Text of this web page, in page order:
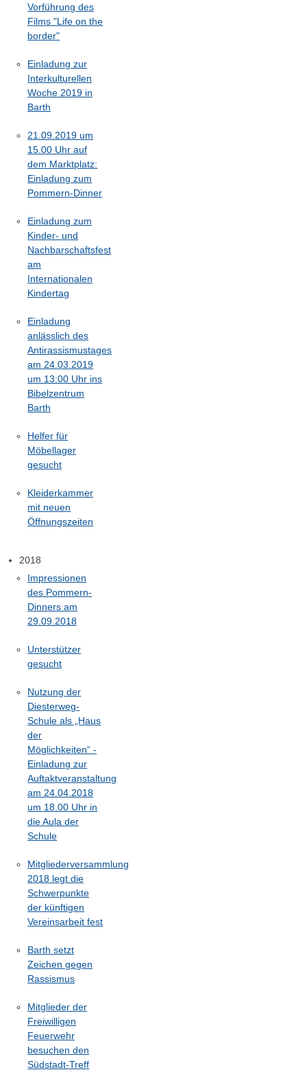
Vorführung des
Films "Life on the
border"
Einladung zur
Interkulturellen
Woche 2019 in
Barth
21.09.2019 um
15.00 Uhr auf
dem Marktplatz:
Einladung zum
Pommern-Dinner
Einladung zum
Kinder- und
Nachbarschaftsfest
am
Internationalen
Kindertag
Einladung
anlässlich des
Antirassismustages
am 24.03.2019
um 13:00 Uhr ins
Bibelzentrum
Barth
Helfer für
Möbellager
gesucht
Kleiderkammer
mit neuen
Öffnungszeiten
2018
Impressionen
des Pommern-
Dinners am
29.09.2018
Unterstützer
gesucht
Nutzung der
Diesterweg-
Schule als „Haus
der
Möglichkeiten“ -
Einladung zur
Auftaktveranstaltung
am 24.04.2018
um 18.00 Uhr in
die Aula der
Schule
Mitgliederversammlung
2018 legt die
Schwerpunkte
der künftigen
Vereinsarbeit fest
Barth setzt
Zeichen gegen
Rassismus
Mitglieder der
Freiwilligen
Feuerwehr
besuchen den
Südstadt-Treff